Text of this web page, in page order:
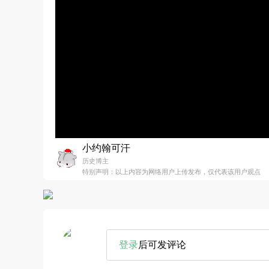
小约翰可汗
历史博主
特别声明：以上内容为网络用户上传发布，仅代表该用户观点
登录后可发评论